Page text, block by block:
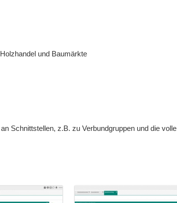
Holzhandel und Baumärkte
Schnittstellen, z.B. zu Verbundgruppen und die volle